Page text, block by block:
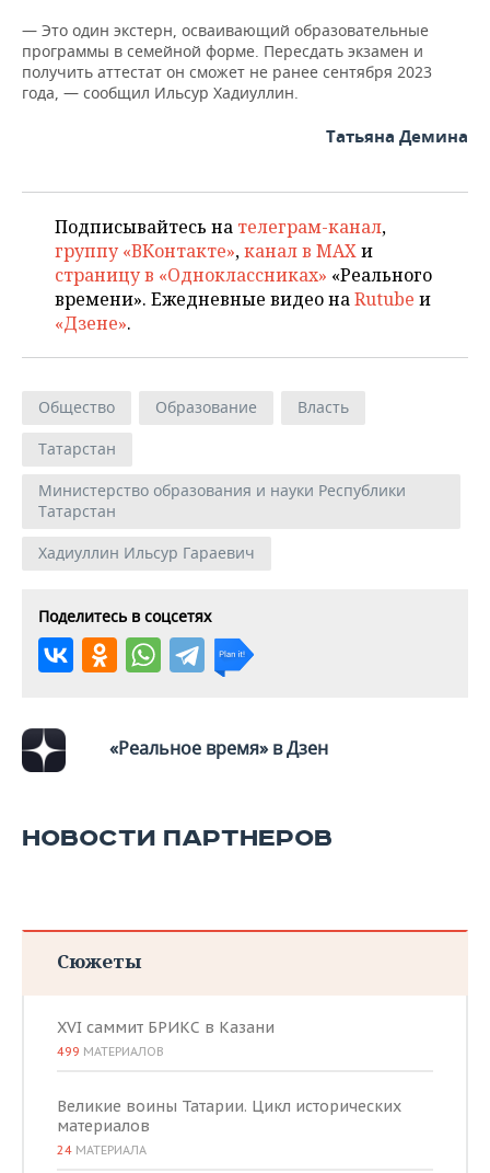
— Это один экстерн, осваивающий образовательные
программы в семейной форме. Пересдать экзамен и
получить аттестат он сможет не ранее сентября 2023
года, — сообщил Ильсур Хадиуллин.
Татьяна Демина
Подписывайтесь на телеграм-канал,
группу «ВКонтакте»,канал в MAXи
страницу в «Одноклассниках» «Реального
времени». Ежедневные видео наRutube и
«Дзене».
Общество Образование
Власть
Татарстан
Министерство образования и науки Республики
Татарстан
Хадиуллин Ильсур Гараевич
Поделитесь в соцсетях
«Реальное время» в Дзен
НОВОСТИ ПАРТНЕРОВ
Сюжеты
XVI саммит БРИКС в Казани
499 МАТЕРИАЛОВ
Великие воины Татарии. Цикл исторических
материалов
24 МАТЕРИАЛА